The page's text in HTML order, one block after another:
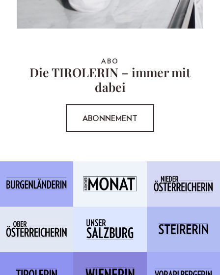
ABO
Die TIROLERIN – immer mit
dabei
ABONNEMENT